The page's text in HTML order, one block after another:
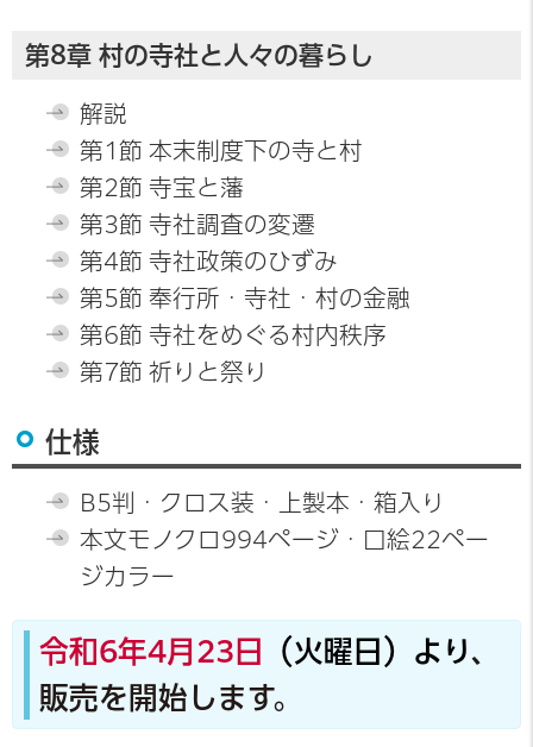
第8章 村の寺社と人々の暮らし
解説
第1節 本末制度下の寺と村
第2節 寺宝と藩
第3節 寺社調査の変遷
第4節 寺社政策のひずみ
第5節 奉行所・寺社・村の金融
第6節 寺社をめぐる村内秩序
第7節 祈りと祭り
仕様
B5判・クロス装・上製本・箱入り
本文モノクロ994ページ・口絵22ペー
ジカラー
令和6年4月23日 （火曜日）より、
販売を開始します。